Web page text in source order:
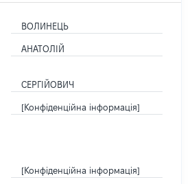
ВОЛИНЕЦЬ
АНАТОЛІЙ
СЕРГІЙОВИЧ
[Конфіденційна інформація]
[Конфіденційна інформація]